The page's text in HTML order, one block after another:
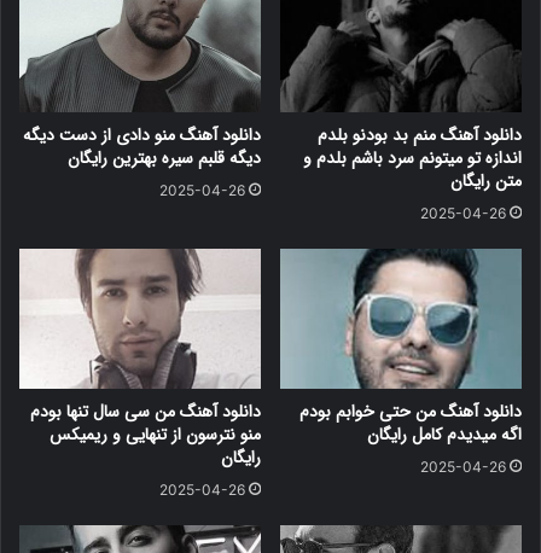
دانلود آهنگ منم بد بودنو بلدم
اندازه تو میتونم سرد باشم بلدم و
متن رایگان
2025-04-26
دانلود آهنگ منو دادی از دست دیگه
دیگه قلبم سیره بهترین رایگان
2025-04-26
دانلود آهنگ من حتی خوابم بودم
اگه میدیدم کامل رایگان
2025-04-26
دانلود آهنگ من سی سال تنها بودم
منو نترسون از تنهایی و ریمیکس
رایگان
2025-04-26